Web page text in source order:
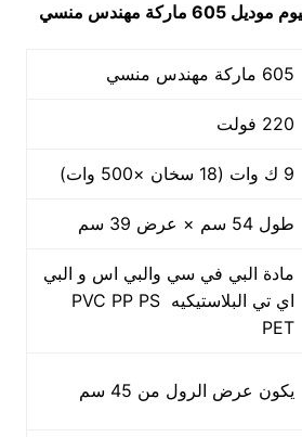
موديل 605 ماركة مهندس منسي
605 ماركة مهندس منسي
220 فولت
9 ك وات (18 سخان ×500 وات)
طول 54 سم × عرض 39 سم
مادة البي في سي والبي اس و البي
اي تي البلاستيكيه PVC PP PS
PET
يكون عرض الرول من 45 سم